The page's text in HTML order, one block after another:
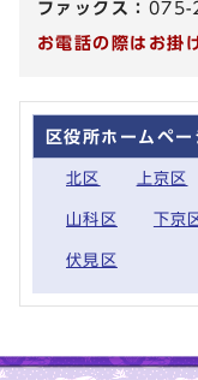
ファックス： 075-
お電話の際はお掛
区役所ホームペー
北区 上京区
山科区 下京
伏見区